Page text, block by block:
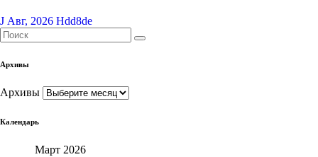
J Авг, 2026 Hdd8de
Архивы
Архивы
Календарь
Март 2026